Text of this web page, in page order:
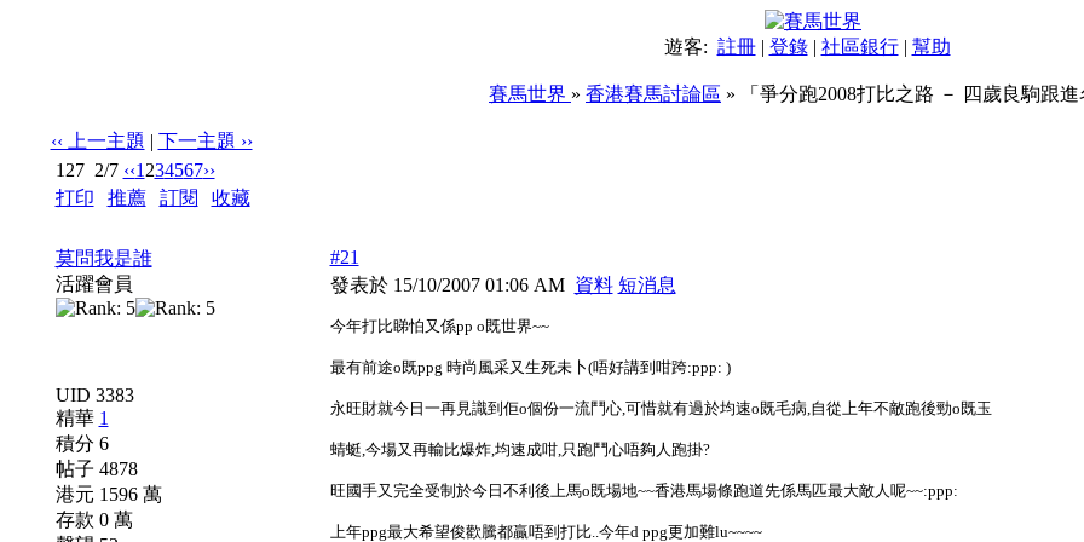
遊客: 註冊| 登錄| 社區銀行| 幫助
賽馬世界 » 香港賽馬討論區 » 「爭分跑2008打比之路 － 四歲良駒跟
‹‹ 上一主題 | 下一主題 ››
127 2/7 ‹‹1 234567››
打印
推薦| 訂閱
收藏
莫問我是誰
活躍會員
UID 3383
精華 1
積分 6
帖子 4878
港元 1596 萬
存款 0 萬
#21
發表於 15/10/2007 01:06 AM 資料 短消息
今年打比睇怕又係pp o既世界~~
最有前途o既ppg 時尚風采又生死未卜(唔好講到咁跨:ppp: )
永旺財就今日一再見識到佢o個份一流鬥心,可惜就有過於均速o既毛病,自從上年不敵跑後勁o既玉
蜻蜓,今場又再輸比爆炸,均速成咁,只跑鬥心唔夠人跑掛?
旺國手又完全受制於今日不利後上馬o既場地~~香港馬場條跑道先係馬匹最大敵人呢~~:ppp:
上年ppg最大希望俊歡騰都贏唔到打比..今年d ppg更加難lu~~~~